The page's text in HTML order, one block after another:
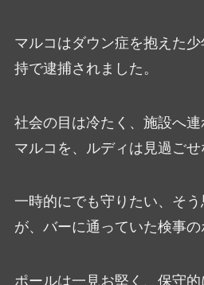
マルコはダウン症を抱えた
持で逮捕されました。
社会の目は冷たく、施設へ
マルコを、ルディは見過ごせ
一時的にでも守りたい、そ
が、バーに通っていた検事の
ポールは一見お堅く、保守